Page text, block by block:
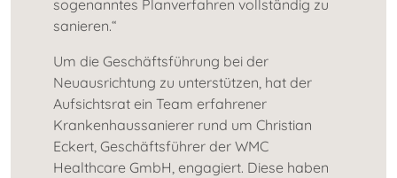
sogenanntes Planverfahren vollständig zu
sanieren.“
Um die Geschäftsführung bei der
Neuausrichtung zu unterstützen, hat der
Aufsichtsrat ein Team erfahrener
Krankenhaussanierer rund um Christian
Eckert, Geschäftsführer der WMC
Healthcare GmbH, engagiert. Diese haben